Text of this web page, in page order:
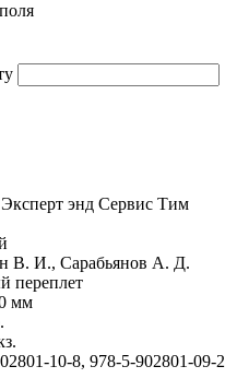
энд Сервис Тим
В. И., Сарабьянов А. Д.
переплет
мм
10-8, 978-5-902801-09-2